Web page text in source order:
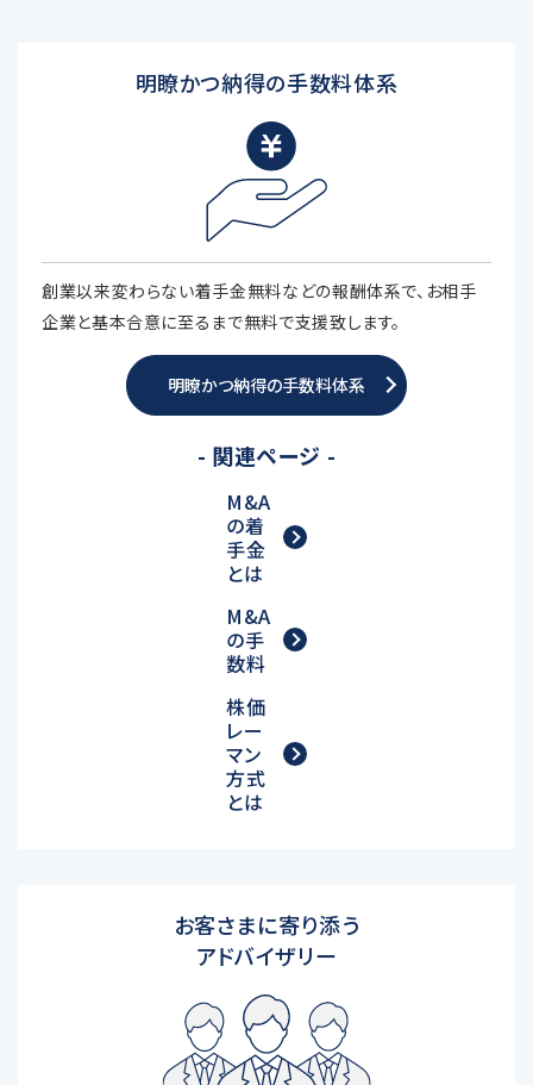
明瞭かつ納得の手数料体系
創業以来変わらない着手金無料などの報酬体系で、お相手
企業と基本合意に至るまで無料で支援致します。
明瞭かつ納得の手数料体系
- 関連ページ -
M&A
の着
手金
とは
M&A
の手
数料
株価
レー
マン
方式
とは
お客さまに寄り添う
アドバイザリー